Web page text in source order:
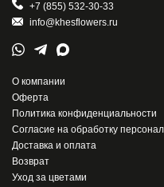
+7 (855) 532-30-33
info@khesflowers.ru
О компании
Оферта
Политика конфиденциальности
Согласие на обработку
Доставка и оплата
Возврат
Уход за цветами